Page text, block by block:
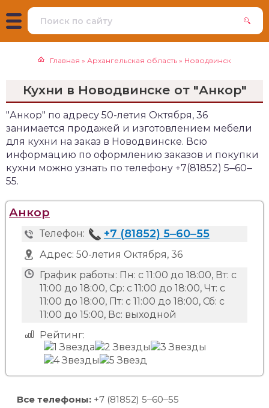
Главная » Архангельская область » Новодвинск
Кухни в Новодвинске от "Анкор"
"Анкор" по адресу 50-летия Октября, 36
занимается продажей и изготовлением мебели
для кухни на заказ в Новодвинске. Всю
информацию по оформлению заказов и покупки
кухни можно узнать по телефону +7(81852) 5‒60‒
55.
Анкор
Телефон: +7 (81852) 5‒60‒55
Адрес: 50-летия Октября, 36
График работы: Пн: с 11:00 до 18:00, Вт: с
11:00 до 18:00, Ср: с 11:00 до 18:00, Чт: с
11:00 до 18:00, Пт: с 11:00 до 18:00, Сб: с
11:00 до 15:00, Вс: выходной
Рейтинг:
Все телефоны: +7 (81852) 5‒60‒55